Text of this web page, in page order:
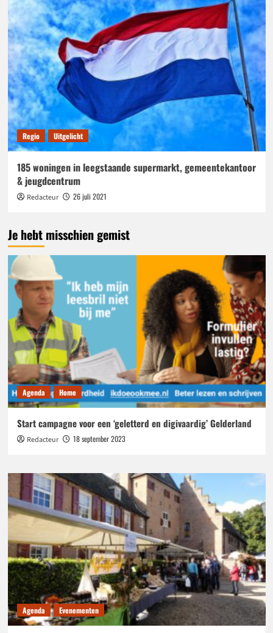
Regio Uitgelicht
185 woningen in leegstaande supermarkt, gemeentekantoor
& jeugdcentrum
Redacteur 26 juli 2021
Je hebt misschien gemist
Agenda Home
Start campagne voor een ‘geletterd en digivaardig’ Gelderland
Redacteur 18 september 2023
Agenda Evenementen